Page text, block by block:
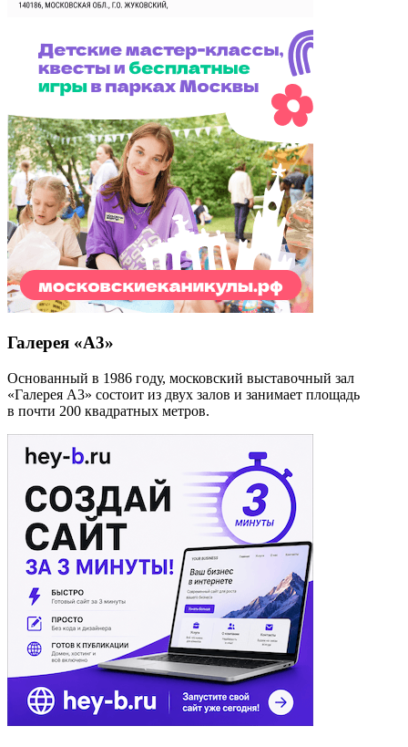
Галерея «А3»
Основанный в 1986 году, московский выставочный зал
«Галерея А3» состоит из двух залов и занимает площадь
в почти 200 квадратных метров.